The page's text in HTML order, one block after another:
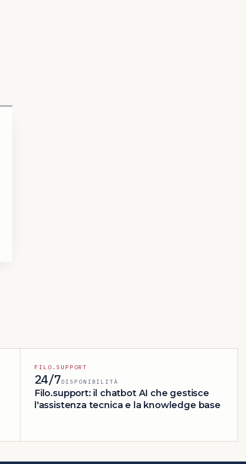
FILO.SUPPORT
24/7DISPONIBILITÀ
Filo.support: il chatbot AI che gestisce
l'assistenza tecnica e la knowledge base